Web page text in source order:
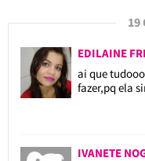
19
EDILAINE
ai que
fazer,pq ela
IVANETE